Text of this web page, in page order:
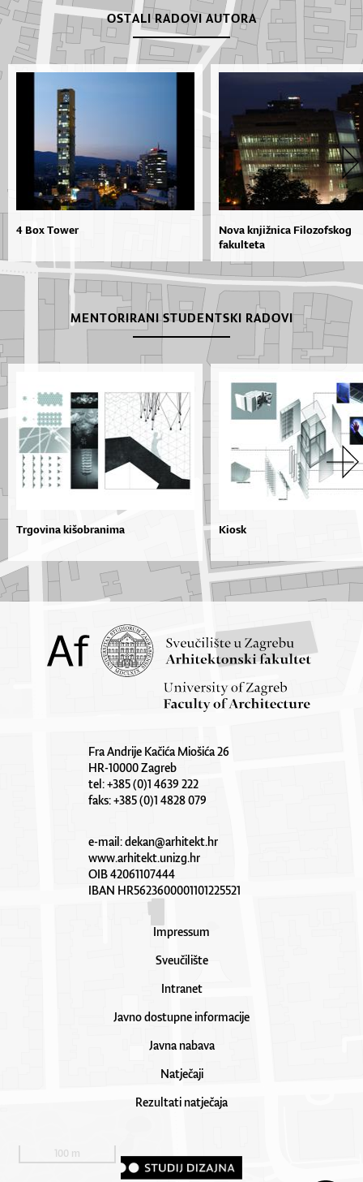
OSTALI RADOVI AUTORA
4 Box Tower
Nova knjižnica Filozofskog
fakulteta
MENTORIRANI STUDENTSKI RADOVI
Trgovina kišobranima Kiosk
Fra Andrije Kačića Miošića 26
HR-10000 Zagreb
tel: +385 (0)1 4639 222
faks: +385 (0)1 4828 079
e-mail:dekan@arhitekt.hr
www.arhitekt.unizg.hr
OIB 42061107444
IBAN HR5623600001101225521
Impressum
Sveučilište
Intranet
Javno dostupne informacije
Javna nabava
Natječaji
Rezultati natječaja
100 m